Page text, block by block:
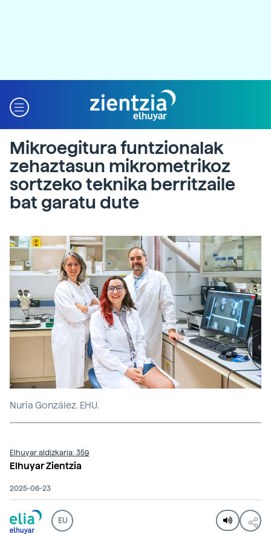
Mikroegitura funtzionalak
zehaztasun mikrometrikoz
sortzeko teknika berritzaile
bat garatu dute
Nuria González. EHU.
Elhuyar aldizkaria: 359
Elhuyar Zientzia
2025-06-23
EU